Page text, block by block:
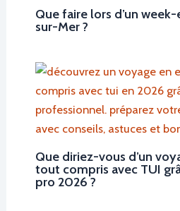
Que faire lors d’un
sur-Mer ?
Que diriez-vous d’un
tout compris avec TUI
pro 2026 ?